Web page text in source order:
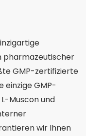
pharmazeutischer
GMP-zertifizierte
einzige GMP-
Muscon und
wir Ihnen